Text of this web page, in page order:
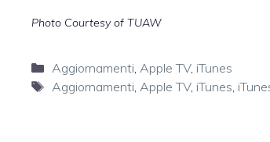
Photo Courtesy of TUAW
Categorie
Aggiornamenti, Apple TV, iTunes
Tag
Aggiornamenti, Apple TV, iTunes,